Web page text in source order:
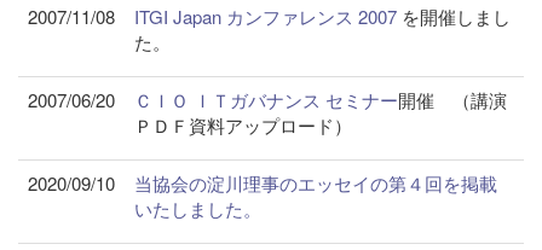
2007/11/08 ITGI Japan カンファレンス 2007 を開催しまし
た。
2007/06/20 ＣＩＯ ＩＴガバナンス セミナー開催 （講演
ＰＤＦ資料アップロード）
2020/09/10
当協会の淀川理事のエッセイの第４回を掲載
いたしました。